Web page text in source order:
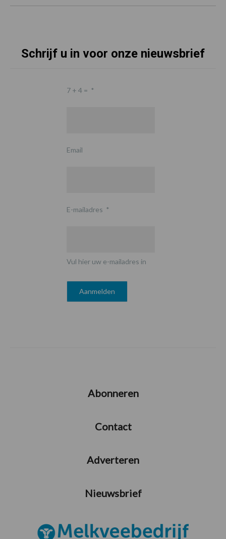
Schrijf u in voor onze nieuwsbrief
7 + 4 = *
Email
E-mailadres *
Vul hier uw e-mailadres in
Abonneren
Contact
Adverteren
Nieuwsbrief